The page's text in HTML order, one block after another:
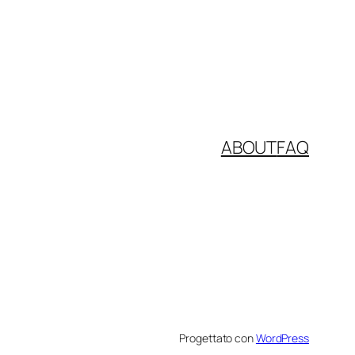
ABOUTFAQ
Progettato conWordPress